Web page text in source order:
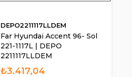
Far Hyundai Accent 96- Sol
221-1117L | DEPO
2211117LLDEM
DEPO2211117LLDEM
₺3.417,04